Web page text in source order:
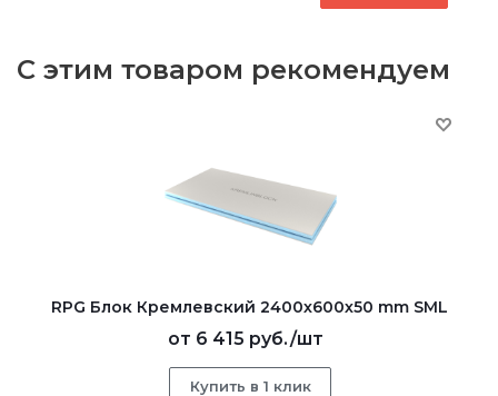
С этим товаром рекомендуем
RPG Блок Кремлевский 2400х600х50 mm SML
от 6 415 руб./шт
Купить в 1 клик